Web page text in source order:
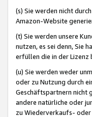
(s) Sie werden nicht
Amazon-Website
(t) Sie werden unsere
nutzen, es sei denn, Sie
erfüllen die in der Lizenz
(u) Sie werden weder
oder zu Nutzung durch
Geschäftspartnern nicht
andere natürliche oder
zu Wiederverkaufs-